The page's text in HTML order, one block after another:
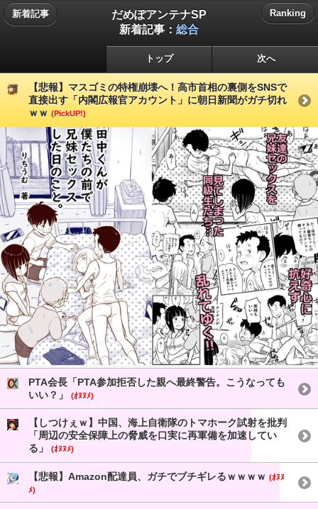
新着記事
だめぽアンテナSP
新着記事： 総合
Ranking
トップ 次へ
【悲報】マスゴミの特権崩壊へ！高市首相の裏側をSNSで
直接出す「内閣広報官アカウント」に朝日新聞がガチ切れ
ｗｗ (PickUP!)
PTA会長「PTA参加拒否した親へ最終警告。こうなっても
いい？」
(ｵﾇﾇﾒ)
【しつけぇｗ】中国、海上自衛隊のトマホーク試射を批判
「周辺の安全保障上の脅威を口実に再軍備を加速してい
る」
(ｵﾇﾇﾒ)
【悲報】Amazon配達員、ガチでブチギレるｗｗｗｗ (ｵﾇﾇ
ﾒ)